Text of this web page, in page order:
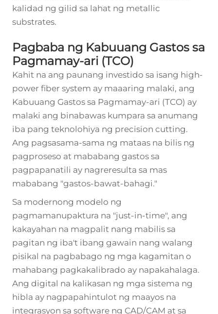
kalidad ng gilid sa lahat ng metallic
substrates.
Pagbaba ng Kabuuang Gastos sa
Pagmamay-ari (TCO)
Kahit na ang paunang investido sa isang high-
power fiber system ay maaaring malaki, ang
Kabuuang Gastos sa Pagmamay-ari (TCO) ay
malaki ang binabawas kumpara sa anumang
iba pang teknolohiya ng precision cutting.
Ang pagsasama-sama ng mataas na bilis ng
pagproseso at mababang gastos sa
pagpapanatili ay nagreresulta sa mas
mababang "gastos-bawat-bahagi."
Sa modernong modelo ng
pagmamanupaktura na "just-in-time", ang
kakayahan na magpalit nang mabilis sa
pagitan ng iba't ibang gawain nang walang
pisikal na pagbabago ng mga kagamitan o
mahabang pagkakalibrado ay napakahalaga.
Ang digital na kalikasan ng mga sistema ng
hibla ay nagpapahintulot ng maayos na
integrasyon sa software ng CAD/CAM at sa